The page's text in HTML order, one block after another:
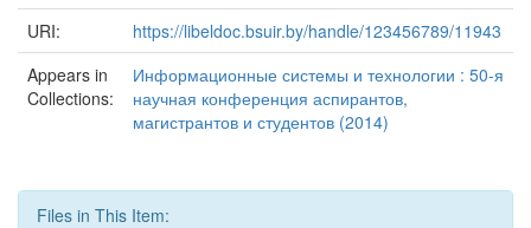
URI:
https://libeldoc.bsuir.by/handle/123456789/11943
Appears in
Collections:
Информационные системы и технологии : 50-я
научная конференция аспирантов,
магистрантов и студентов (2014)
Files in This Item: